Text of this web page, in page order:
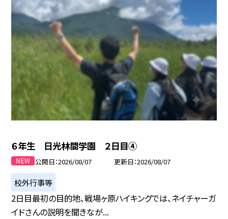
６年生 日光林間学園 ２日目④
公開日 2026/08/07 更新日 2026/08/07
校外行事等
2日目最初の目的地、戦場ヶ原ハイキングでは、ネイチャーガ
イドさんの説明を聞きなが...